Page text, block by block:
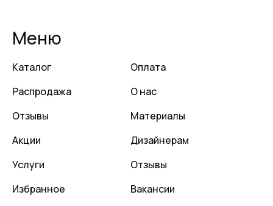
Меню
Каталог
Распродажа
Отзывы
Акции
Услуги
Избранное
Оплата
О нас
Материалы
Дизайнерам
Отзывы
Вакансии